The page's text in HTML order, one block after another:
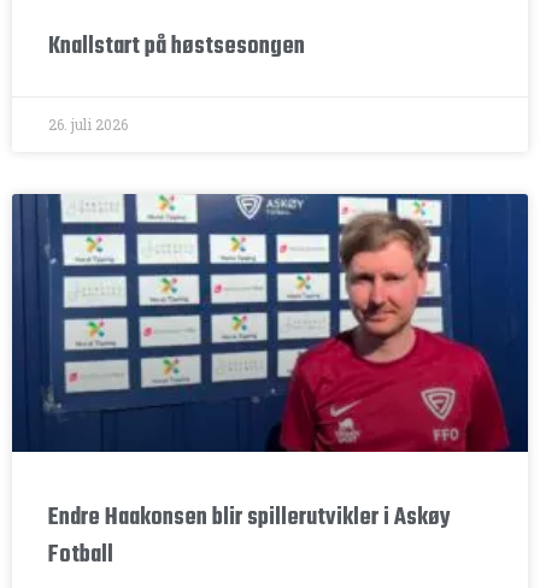
Knallstart på høstsesongen
26. juli 2026
Endre Haakonsen blir spillerutvikler i Askøy
Fotball